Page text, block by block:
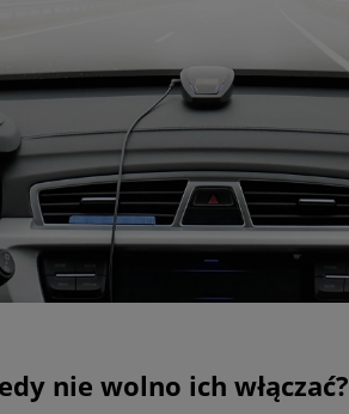
nie wolno ich włączać?